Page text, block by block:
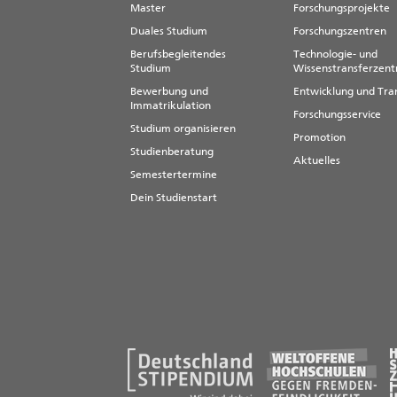
Master
Duales Studium
Berufsbegleitendes
Studium
Bewerbung und
Immatrikulation
Studium organisieren
Studienberatung
Semestertermine
Dein Studienstart
Forschungsprojekte
Forschungszentren
Technologie- und
Entwicklung und
Forschungsservice
Promotion
Aktuelles